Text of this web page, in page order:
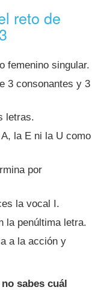
reto de
femenino singular.
3 consonantes y 3
letras.
la E ni la U como
por
la vocal I.
la penúltima letra.
a la acción y
sabes cuál